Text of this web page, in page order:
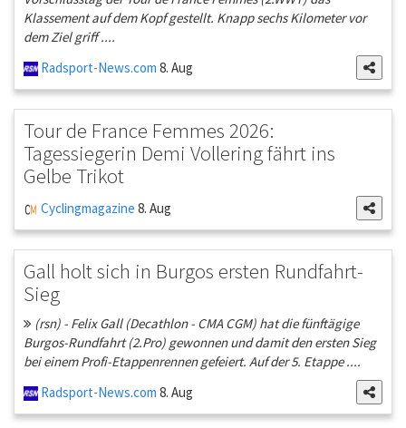
Klassement auf dem Kopf gestellt. Knapp sechs Kilometer vor
dem Ziel griff ....
Radsport-News.com 8. Aug
Tour de France Femmes 2026:
Tagessiegerin Demi Vollering fährt ins
Gelbe Trikot
Cyclingmagazine 8. Aug
Gall holt sich in Burgos ersten Rundfahrt-
Sieg
(rsn) - Felix Gall (Decathlon - CMA CGM) hat die fünftägige
Burgos-Rundfahrt (2.Pro) gewonnen und damit den ersten Sieg
bei einem Profi-Etappenrennen gefeiert. Auf der 5. Etappe ....
Radsport-News.com 8. Aug